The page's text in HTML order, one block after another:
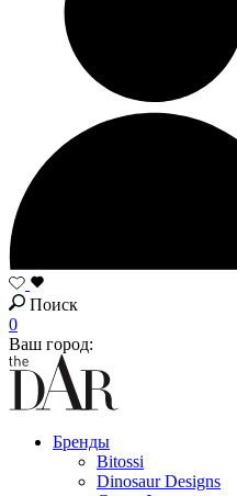
Поиск
0
Ваш город:
Бренды
Bitossi
Dinosaur Designs